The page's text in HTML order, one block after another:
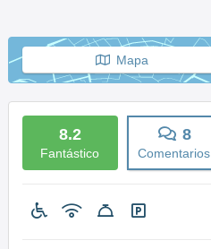
Mapa
8.2
Fantástico
8
Comentarios